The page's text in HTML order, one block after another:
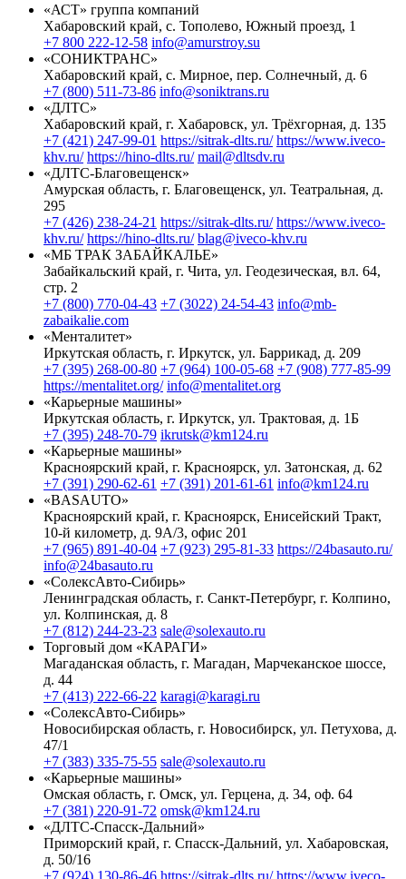
«АСТ» группа компаний
Хабаровский край, с. Тополево, Южный проезд, 1
+7 800 222-12-58 info@amurstroy.su
«СОНИКТРАНС»
Хабаровский край, с. Мирное, пер. Солнечный, д. 6
+7 (800) 511-73-86 info@soniktrans.ru
«ДЛТС»
Хабаровский край, г. Хабаровск, ул. Трёхгорная, д. 135
+7 (421) 247-99-01 https://sitrak-dlts.ru/ https://www.iveco-
khv.ru/ https://hino-dlts.ru/ mail@dltsdv.ru
«ДЛТС-Благовещенск»
Амурская область, г. Благовещенск, ул. Театральная, д.
295
+7 (426) 238-24-21 https://sitrak-dlts.ru/ https://www.iveco-
khv.ru/ https://hino-dlts.ru/ blag@iveco-khv.ru
«МБ ТРАК ЗАБАЙКАЛЬЕ»
Забайкальский край, г. Чита, ул. Геодезическая, вл. 64,
стр. 2
+7 (800) 770-04-43 +7 (3022) 24-54-43 info@mb-
zabaikalie.com
«Менталитет»
Иркутская область, г. Иркутск, ул. Баррикад, д. 209
+7 (395) 268-00-80 +7 (964) 100-05-68 +7 (908) 777-85-99
https://mentalitet.org/ info@mentalitet.org
«Карьерные машины»
Иркутская область, г. Иркутск, ул. Трактовая, д. 1Б
+7 (395) 248-70-79 ikrutsk@km124.ru
«Карьерные машины»
Красноярский край, г. Красноярск, ул. Затонская, д. 62
+7 (391) 290-62-61 +7 (391) 201-61-61 info@km124.ru
«BASAUTO»
Красноярский край, г. Красноярск, Енисейский Тракт,
10-й километр, д. 9А/3, офис 201
+7 (965) 891-40-04 +7 (923) 295-81-33 https://24basauto.ru/
info@24basauto.ru
«СолексАвто-Сибирь»
Ленинградская область, г. Санкт-Петербург, г. Колпино,
ул. Колпинская, д. 8
+7 (812) 244-23-23 sale@solexauto.ru
Торговый дом «КАРАГИ»
Магаданская область, г. Магадан, Марчеканское шоссе,
д. 44
+7 (413) 222-66-22 karagi@karagi.ru
«СолексАвто-Сибирь»
Новосибирская область, г. Новосибирск, ул. Петухова, д.
47/1
+7 (383) 335-75-55 sale@solexauto.ru
«Карьерные машины»
Омская область, г. Омск, ул. Герцена, д. 34, оф. 64
+7 (381) 220-91-72 omsk@km124.ru
«ДЛТС-Спасск-Дальний»
Приморский край, г. Спасск-Дальний, ул. Хабаровская,
д. 50/16
+7 (924) 130-86-46 https://sitrak-dlts.ru/ https://www.iveco-